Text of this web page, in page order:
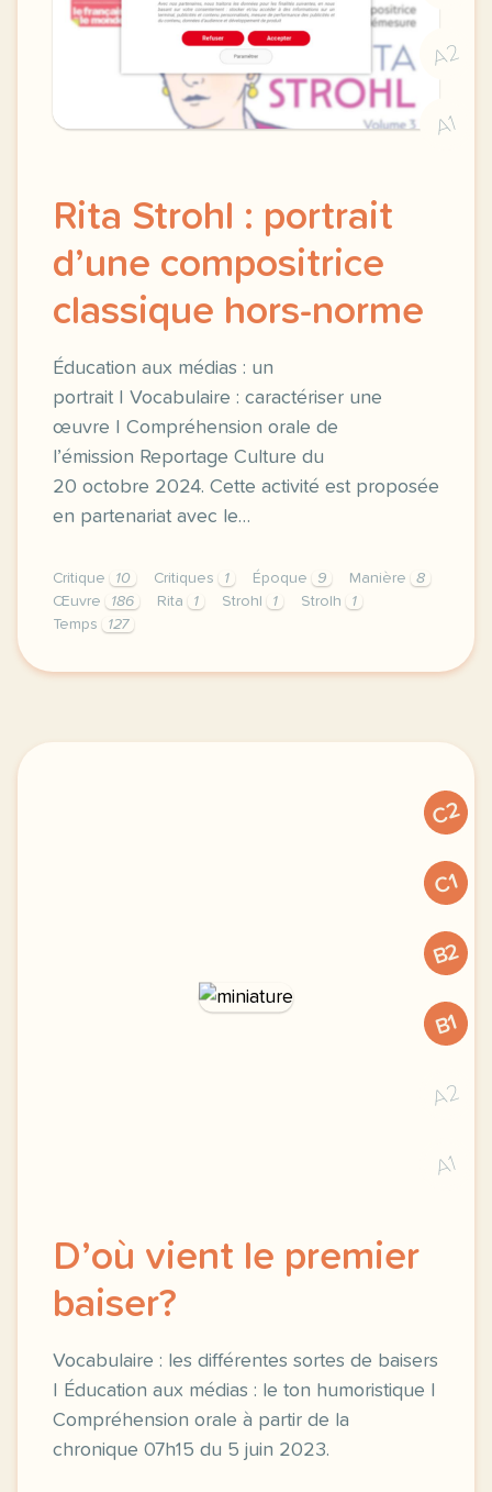
A2
A1
Rita Strohl : portrait
d’une compositrice
classique hors-norme
Éducation aux médias : un
portrait | Vocabulaire : caractériser une
œuvre | Compréhension orale de
l’émission Reportage Culture du
20 octobre 2024. Cette activité est proposée
en partenariat avec le…
Critique 10 Critiques 1 Époque 9 Manière
8
Œuvre
186 Rita 1 Strohl 1 Strolh
1
Temps
127
exercice b2 rita strohl portrait d une
C2
C1
B2
B1
A2
A1
D’où vient le premier
baiser?
Vocabulaire : les différentes sortes de baisers
| Éducation aux médias : le ton humoristique |
Compréhension orale à partir de la
chronique 07h15 du 5 juin 2023.